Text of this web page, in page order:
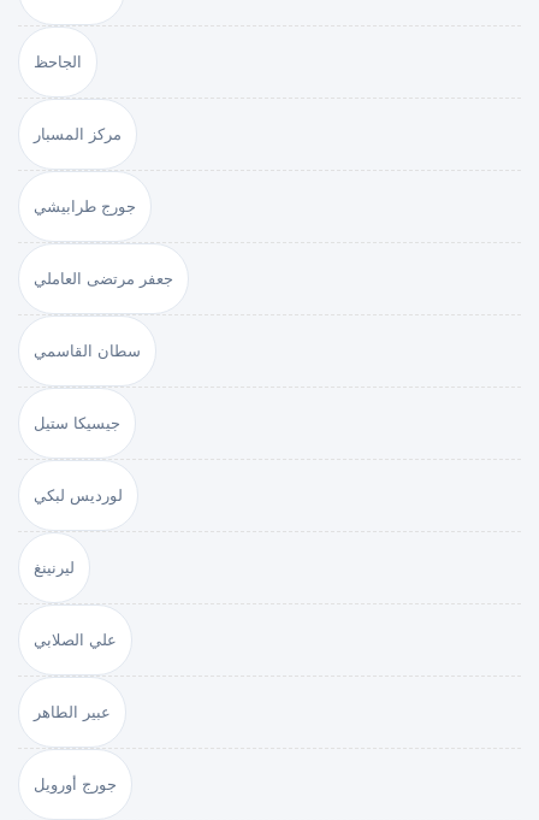
الجاحظ
مركز المسبار
جورج طرابيشي
جعفر مرتضى العاملي
سطان القاسمي
جيسيكا ستيل
لورديس لبكي
ليرنينغ
علي الصلابي
عبير الطاهر
جورج أورويل